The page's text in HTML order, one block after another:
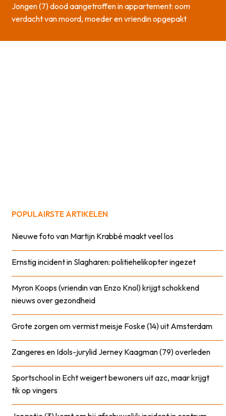
Jongen (7) dood aangetroffen in appartement: oom
verdacht van moord, moeder en vriendin opgepakt
POPULAIRSTE ARTIKELEN
Nieuwe foto van Martijn Krabbé maakt veel los
Ernstig incident in Slagharen: politiehelikopter ingezet
Myron Koops (vriendin van Enzo Knol) krijgt schokkend
nieuws over gezondheid
Grote zorgen om vermist meisje Foske (14) uit Amsterdam
Zangeres en Idols-jurylid Jerney Kaagman (79) overleden
Sportschool in Echt weigert bewoners uit azc, maar krijgt
tik op vingers